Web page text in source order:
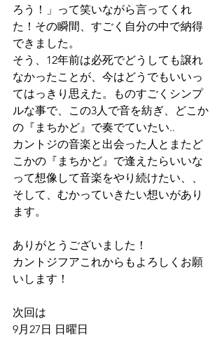
ろう！」って笑いながら言ってくれ
た！その瞬間、すごく自分の中で納得
できました。
そう、12年前は必死でどうしても譲れ
なかったことが、今はどうでもいいっ
てはっきり思えた。ものすごくシンプ
ルな事で、この3人で音を紡ぎ、どこか
の『まちかど』で奏でていたい..
カントジの音楽と出会った人とまたど
こかの『まちかど』で逢えたらいいな
って想像して音楽をやり続けたい、、
そして、むかっていきたい想いがあり
ます。
ありがとうございました！
カントジフアこれからもよろしくお願
いします！
次回は
9月27日 日曜日